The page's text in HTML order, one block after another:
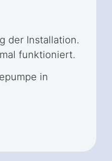
der Installation.
funktioniert.
in